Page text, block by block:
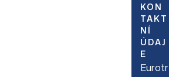
KON
TAKT
NÍ
ÚDAJ
E
Eurotr